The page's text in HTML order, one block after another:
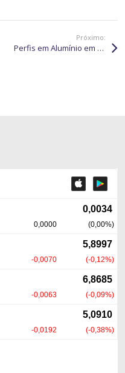
Páginas
Próximo:
Perfis em Alumínio em Rondonópolis